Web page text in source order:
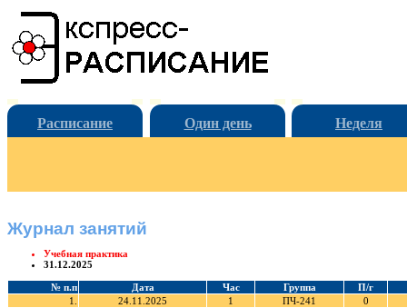
Расписание Один день Неделя
Журнал занятий
Учебная практика
31.12.2025
№ п.п Дата Час Группа
П/г
1.
24.11.2025 1 ПЧ-241
0